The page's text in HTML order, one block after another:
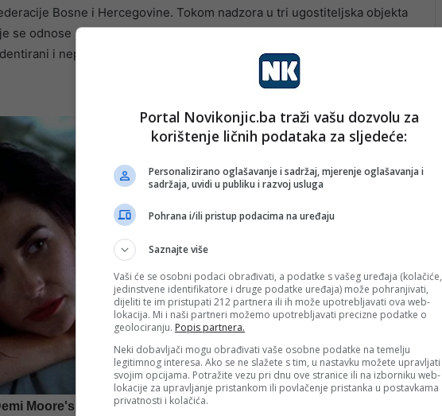
Bosne i Hercegovine. Tokom nadzora u tri ugostiteljska objekta
se odnose na neevidentiranje prometa, dok su u još dva objekta, osim
i neprijavljeni radnici.
Portal Novikonjic.ba traži vašu dozvolu za
korištenje ličnih podataka za sljedeće:
Personalizirano oglašavanje i sadržaj, mjerenje oglašavanja i
sadržaja, uvidi u publiku i razvoj usluga
Pohrana i/ili pristup podacima na uređaju
Saznajte više
Vaši će se osobni podaci obrađivati, a podatke s vašeg uređaja (kolačiće,
jedinstvene identifikatore i druge podatke uređaja) može pohranjivati,
dijeliti te im pristupati 212 partnera ili ih može upotrebljavati ova web-
lokacija. Mi i naši partneri možemo upotrebljavati precizne podatke o
geolociranju. Popis partnera.
Neki dobavljači mogu obrađivati vaše osobne podatke na temelju
legitimnog interesa. Ako se ne slažete s tim, u nastavku možete upravljati
svojim opcijama. Potražite vezu pri dnu ove stranice ili na izborniku web-
lokacije za upravljanje pristankom ili povlačenje pristanka u postavkama
privatnosti i kolačića.